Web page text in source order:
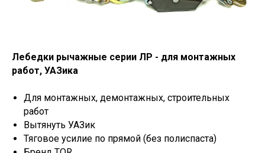
Лебедки рычажные серии ЛР - для монтажных
работ, УАЗика
Для монтажных, демонтажных, строительных
работ
Вытянуть УАЗик
Тяговое усилие по прямой (без полиспаста)